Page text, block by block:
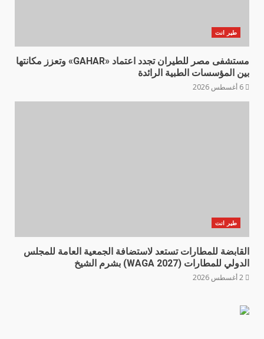
طير انت
مستشفى مصر للطيران تجدد اعتماد «GAHAR» وتعزز مكانتها
بين المؤسسات الطبية الرائدة
طير انت
القابضة للمطارات تستعد لاستضافة الجمعية العامة للمجلس
الدولي للمطارات (WAGA 2027) بشرم الشيخ